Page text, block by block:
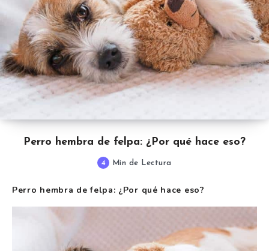
Perro hembra de felpa: ¿Por qué hace eso?
4 Min de Lectura
Perro hembra de felpa: ¿Por qué hace eso?